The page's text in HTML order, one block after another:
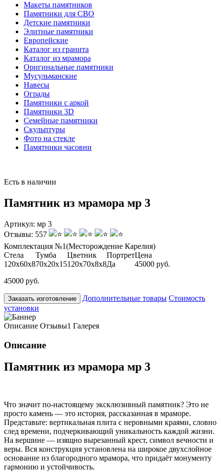
Макеты памятников
Памятники для СВО
Детские памятники
Элитные памятники
Европейские
Каталог из гранита
Каталог из мрамора
Оригинальные памятники
Мусульманские
Навесы
Ограды
Памятники с аркой
Памятники 3D
Семейные памятники
Скульптуры
Фото на стекле
Памятники часовни
Есть в наличии
Памятник из мрамора мр 3
Артикул: мр 3
Отзывы: 557
Комплектация №1(Месторождение Карелия)
Стела
Тумба Цветник ПортретЦена
120х60х870х20х15120х70х8х8Да
45000 руб.
45000 руб.
Заказать изготовление Дополнительные товары Стоимость
установки
Описание Отзывы1 Галерея
Описание
Памятник из мрамора мр 3
Что значит по-настоящему эксклюзивный памятник? Это не
просто камень — это история, рассказанная в мраморе.
Представьте: вертикальная плита с неровными краями, словно
след времени, подчеркивающий уникальность каждой жизни.
На вершине — изящно вырезанный крест, символ вечности и
веры. Вся конструкция установлена на широкое двухслойное
основание из благородного мрамора, что придаёт монументу
гармонию и устойчивость.